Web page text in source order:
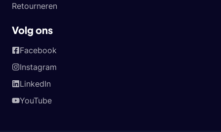
Retourneren
Volg ons
Facebook
Instagram
LinkedIn
YouTube